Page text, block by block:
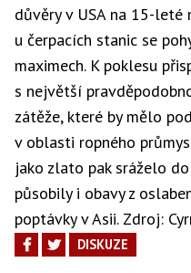
důvěry v USA na 15-leté
u čerpacích stanic se
maximech. K poklesu
s největší
zátěže, které by mělo
v oblasti ropného
jako zlato pak sráželo
působily i obavy z
poptávky v Asii. Zdroj:
DISKUZE